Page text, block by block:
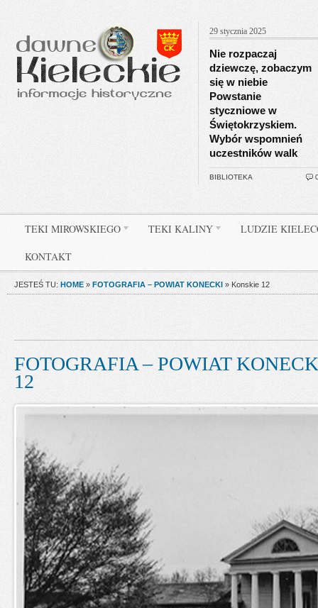
29 stycznia 2025
Nie rozpaczaj
dziewczę, zobaczym
się w niebie
Powstanie
styczniowe w
Świętokrzyskiem.
Wybór wspomnień
uczestników walk
BIBLIOTEKA
TEKI MIROWSKIEGO TEKI KALINY LUDZIE
KONTAKT
JESTEŚ TU: HOME » FOTOGRAFIA – POWIAT KONECKI » Konskie 12
FOTOGRAFIA – POWIAT
12